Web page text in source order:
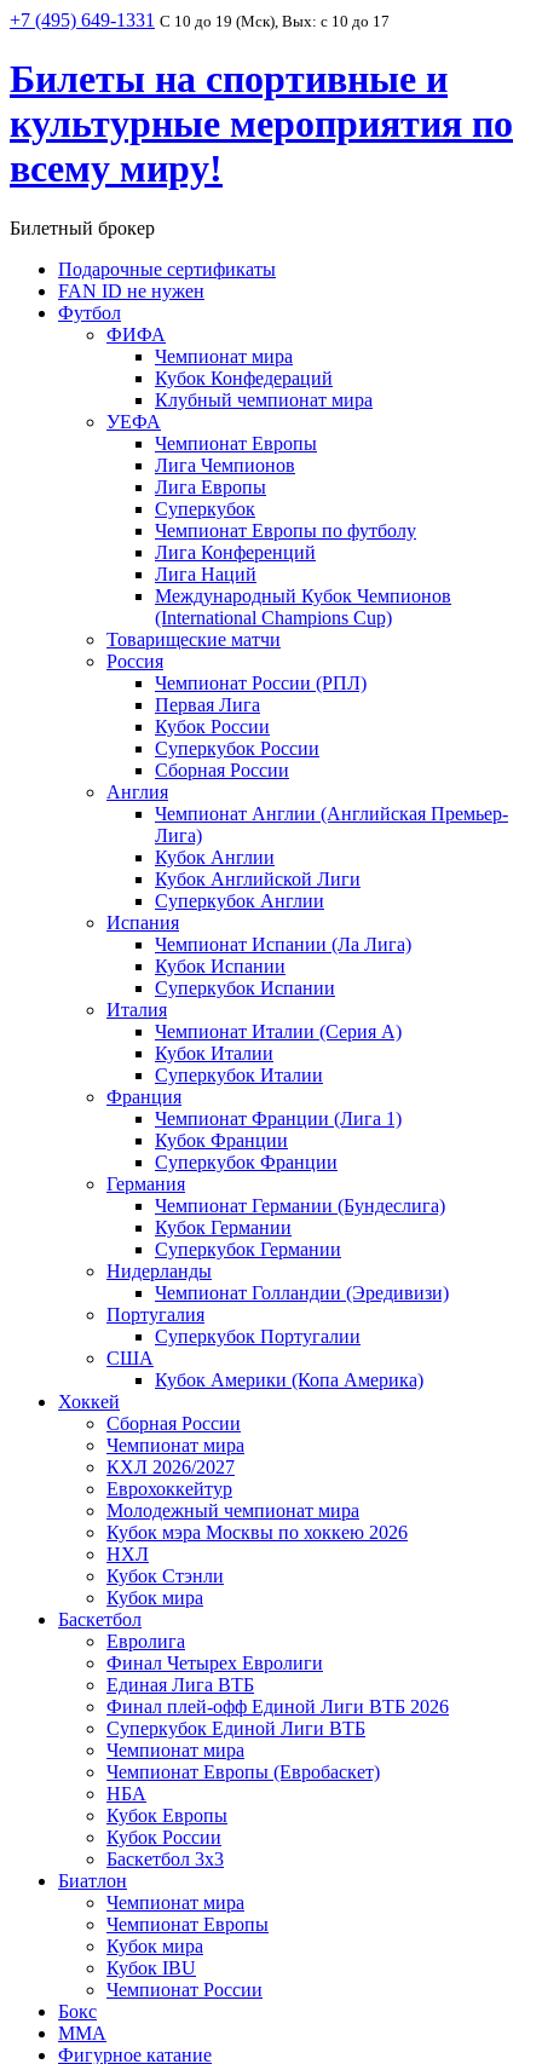
+7 (495) 649-1331 С 10 до 19 (Мск), Вых: с 10 до 17
Билеты на спортивные и
культурные мероприятия по
всему миру!
Билетный брокер
Подарочные сертификаты
FAN ID не нужен
Футбол
ФИФА
Чемпионат мира
Кубок Конфедераций
Клубный чемпионат мира
УЕФА
Чемпионат Европы
Лига Чемпионов
Лига Европы
Суперкубок
Чемпионат Европы по футболу
Лига Конференций
Лига Наций
Международный Кубок Чемпионов
(International Champions Cup)
Товарищеские матчи
Россия
Чемпионат России (РПЛ)
Первая Лига
Кубок России
Суперкубок России
Сборная России
Англия
Чемпионат Англии (Английская Премьер-
Лига)
Кубок Англии
Кубок Английской Лиги
Суперкубок Англии
Испания
Чемпионат Испании (Ла Лига)
Кубок Испании
Суперкубок Испании
Италия
Чемпионат Италии (Серия А)
Кубок Италии
Суперкубок Италии
Франция
Чемпионат Франции (Лига 1)
Кубок Франции
Суперкубок Франции
Германия
Чемпионат Германии (Бундеслига)
Кубок Германии
Суперкубок Германии
Нидерланды
Чемпионат Голландии (Эредивизи)
Португалия
Суперкубок Португалии
США
Кубок Америки (Копа Америка)
Хоккей
Сборная России
Чемпионат мира
КХЛ 2026/2027
Еврохоккейтур
Молодежный чемпионат мира
Кубок мэра Москвы по хоккею 2026
НХЛ
Кубок Стэнли
Кубок мира
Баскетбол
Евролига
Финал Четырех Евролиги
Единая Лига ВТБ
Финал плей-офф Единой Лиги ВТБ 2026
Суперкубок Единой Лиги ВТБ
Чемпионат мира
Чемпионат Европы (Евробаскет)
НБА
Кубок Европы
Кубок России
Баскетбол 3х3
Биатлон
Чемпионат мира
Чемпионат Европы
Кубок мира
Кубок IBU
Чемпионат России
Бокс
MMA
Фигурное катание